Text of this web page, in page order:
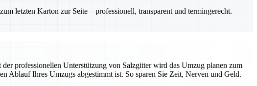
letzten Karton zur Seite – professionell, transparent und termingerecht.
professionellen Unterstützung von Salzgitter wird das Umzug planen zum
Ablauf Ihres Umzugs abgestimmt ist. So sparen Sie Zeit, Nerven und Geld.